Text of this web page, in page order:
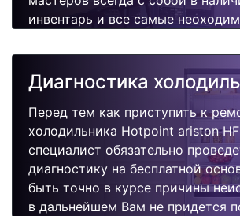
инвентарь и все самые
быстро, качественно и недорого.
Диагностика
Перед тем как приступить к
холодильника Hotpoint ariston HF
специалист обязательно
диагностику на бесплатной
быть точно в курсе причины
в дальнейшем Вам не придется